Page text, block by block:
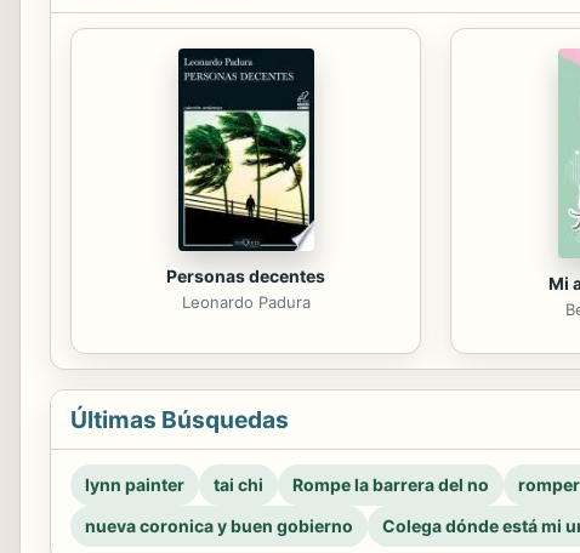
Personas decentes
Leonardo Padura
Mi
Últimas Búsquedas
lynn painter tai chi Rompe la barrera del no
nueva coronica y buen gobierno
Colega dónde está mi